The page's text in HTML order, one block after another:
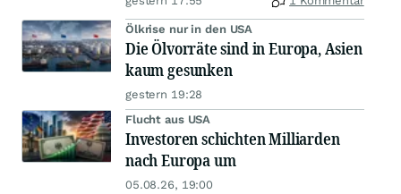
Ölkrise nur in den USA
Die Ölvorräte sind in Europa, Asien
kaum gesunken
gestern 19:28
Flucht aus USA
Investoren schichten Milliarden
nach Europa um
05.08.26, 19:00